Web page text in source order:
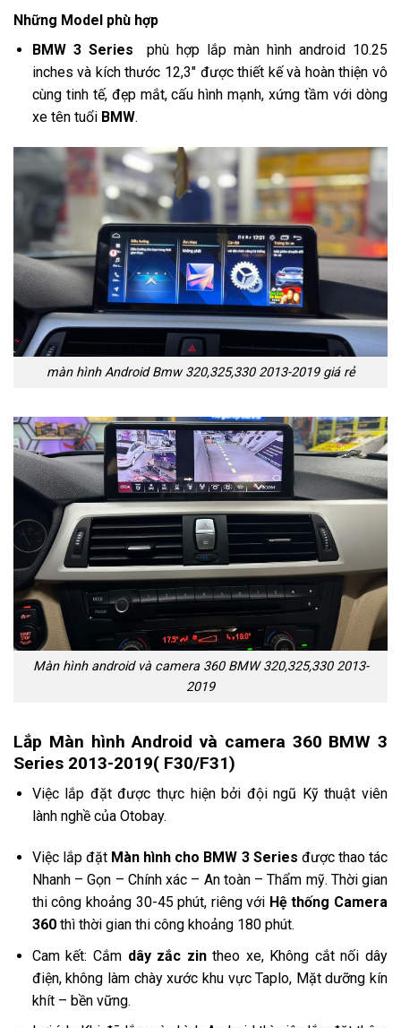
Những Model phù hợp
BMW 3 Series
phù hợp lắp màn hình android 10.25
inches và kích thước 12,3″ được thiết kế và hoàn thiện vô
cùng tinh tế, đẹp mắt, cấu hình mạnh, xứng tầm với dòng
xe tên tuổi BMW.
màn hình Android Bmw 320,325,330 2013-2019 giá rẻ
Màn hình android và camera 360 BMW 320,325,330 2013-
2019
Lắp Màn hình Android và camera 360 BMW 3
Series 2013-2019( F30/F31)
Việc lắp đặt được thực hiện bởi đội ngũ Kỹ thuật viên
lành nghề của Otobay.
Việc lắp đặt Màn hình cho BMW 3 Series được thao tác
Nhanh – Gọn – Chính xác – An toàn – Thẩm mỹ. Thời gian
thi công khoảng 30-45 phút, riêng với Hệ thống Camera
360thì thời gian thi công khoảng 180 phút.
Cam kết: Cắm dây zắc zintheo xe, Không cắt nối dây
điện, không làm chày xước khu vực Taplo, Mặt dưỡng kín
khít – bền vững.